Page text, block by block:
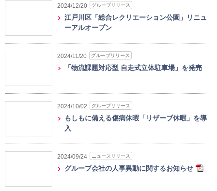
2024/12/20 グループリリース
江戸川区「総合レクリエーション公園」リニュ
ーアルオープン
2024/11/20 グループリリース
「物流課題対応型 自走式立体駐車場」を発売
2024/10/02 グループリリース
もしもに備える傷病休暇「リザーブ休暇」を導
入
2024/09/24 ニュースリリース
グループ会社の人事異動に関するお知らせ